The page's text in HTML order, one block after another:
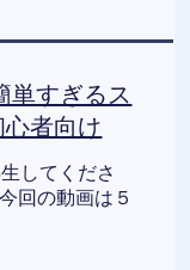
すぎるス
者向け
してくださ
回の動画は５